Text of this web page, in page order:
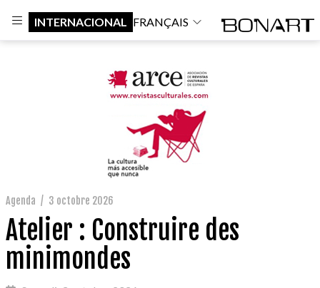
INTERNACIONAL FRANÇAIS
Agenda / 3 octobre 2026
Atelier : Construire des
minimondes